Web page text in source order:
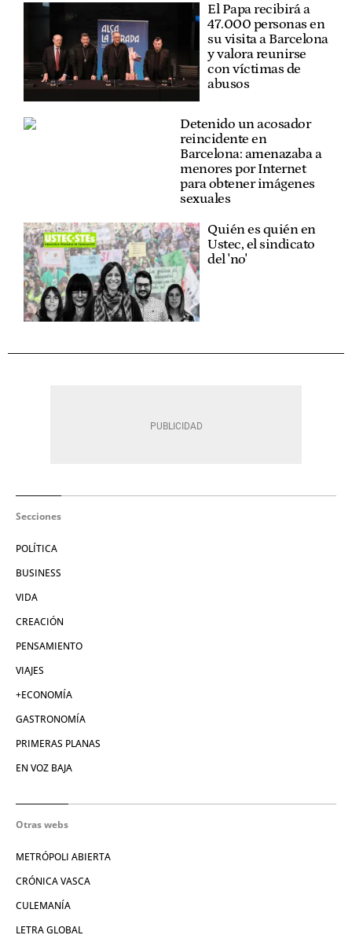
El Papa recibirá a
47.000 personas en
su visita a Barcelona
y valora reunirse
con víctimas de
abusos
Detenido un acosador
reincidente en
Barcelona: amenazaba a
menores por Internet
para obtener imágenes
sexuales
Quién es quién en
Ustec, el sindicato
del 'no'
Secciones
POLÍTICA
BUSINESS
VIDA
CREACIÓN
PENSAMIENTO
VIAJES
+ECONOMÍA
GASTRONOMÍA
PRIMERAS PLANAS
EN VOZ BAJA
Otras webs
METRÓPOLI ABIERTA
CRÓNICA VASCA
CULEMANÍA
LETRA GLOBAL